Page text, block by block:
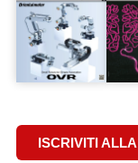
ISCRIVITI